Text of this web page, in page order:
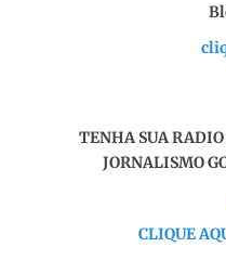
TENHA SUA RADIO
JORNALISMO
CLIQUE